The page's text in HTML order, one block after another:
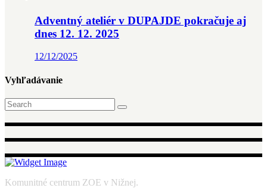
Adventný ateliér v DUPAJDE pokračuje aj
dnes 12. 12. 2025
12/12/2025
Vyhľadávanie
Search
for:
Komunitné centrum ZOE v Nižnej.